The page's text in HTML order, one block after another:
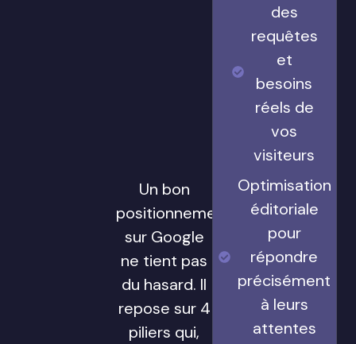
Un bon
positionnement
sur Google
ne tient pas
du hasard. Il
repose sur 4
piliers qui,
des
requêtes
et
besoins
réels de
vos
visiteurs
Optimisation
éditoriale
pour
répondre
précisément
à leurs
attentes